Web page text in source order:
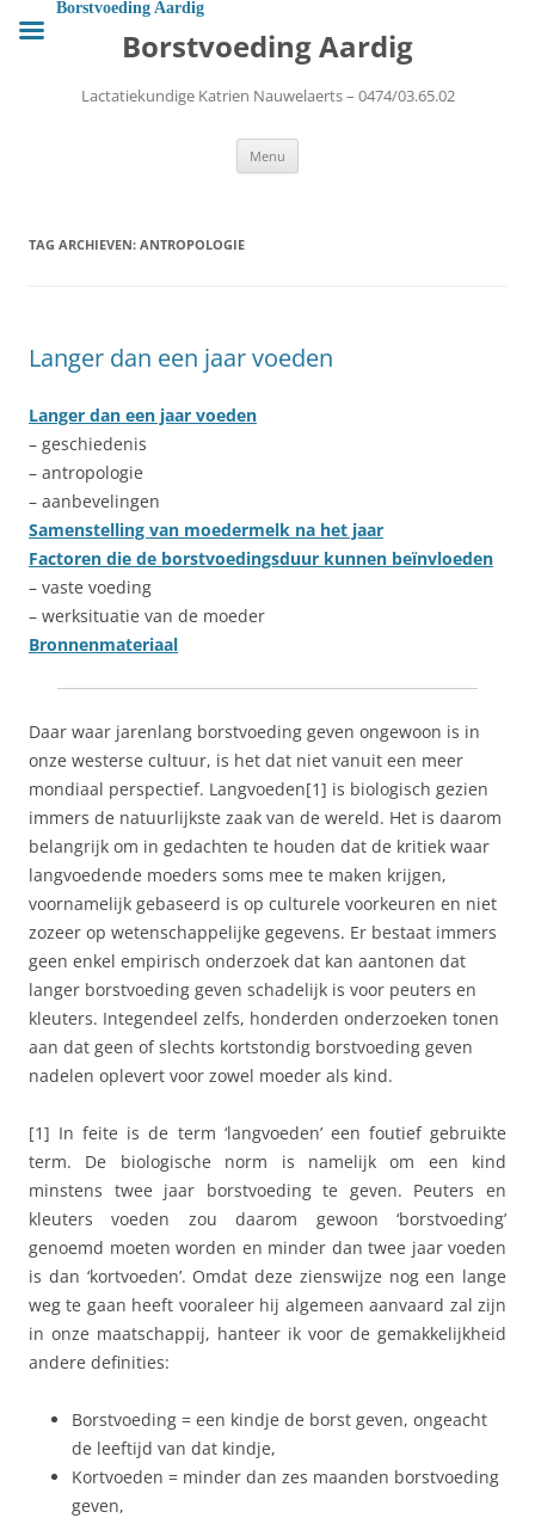
naar
de Borstvoeding Aardig
Lactatiekundige Katrien Nauwelaerts – 0474/03.65.02
Menu
TAG ARCHIEVEN: ANTROPOLOGIE
Langer dan een jaar voeden
Langer dan een jaar voeden
– geschiedenis
– antropologie
– aanbevelingen
Samenstelling van moedermelk na het jaar
Factoren die de borstvoedingsduur kunnen beïnvloeden
– vaste voeding
– werksituatie van de moeder
Bronnenmateriaal
Daar waar jarenlang borstvoeding geven ongewoon is in
onze westerse cultuur, is het dat niet vanuit een meer
mondiaal perspectief. Langvoeden[1] is biologisch gezien
immers de natuurlijkste zaak van de wereld. Het is daarom
belangrijk om in gedachten te houden dat de kritiek waar
langvoedende moeders soms mee te maken krijgen,
voornamelijk gebaseerd is op culturele voorkeuren en niet
zozeer op wetenschappelijke gegevens. Er bestaat immers
geen enkel empirisch onderzoek dat kan aantonen dat
langer borstvoeding geven schadelijk is voor peuters en
kleuters. Integendeel zelfs, honderden onderzoeken tonen
aan dat geen of slechts kortstondig borstvoeding geven
nadelen oplevert voor zowel moeder als kind.
[1] In feite is de term ‘langvoeden’ een foutief gebruikte
term. De biologische norm is namelijk om een kind
minstens twee jaar borstvoeding te geven. Peuters en
kleuters voeden zou daarom gewoon ‘borstvoeding’
genoemd moeten worden en minder dan twee jaar voeden
is dan ‘kortvoeden’. Omdat deze zienswijze nog een lange
weg te gaan heeft vooraleer hij algemeen aanvaard zal zijn
in onze maatschappij, hanteer ik voor de gemakkelijkheid
andere definities:
Borstvoeding = een kindje de borst geven, ongeacht
de leeftijd van dat kindje,
Kortvoeden = minder dan zes maanden borstvoeding
geven,
Borstvoeding Aardig